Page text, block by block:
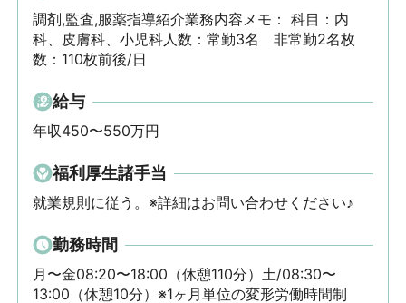
調剤,監査,服薬指導紹介業務内容メモ： 科目：内
科、皮膚科、小児科人数：常勤3名　非常勤2名枚
数：110枚前後/日
給与
年収450〜550万円
福利厚生諸手当
就業規則に従う。※詳細はお問い合わせください♪
勤務時間
月〜金08:20〜18:00（休憩110分）土/08:30〜
13:00（休憩10分）※1ヶ月単位の変形労働時間制